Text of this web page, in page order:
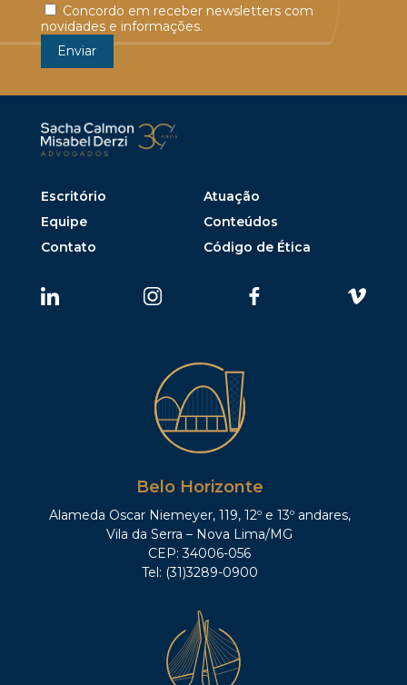
Concordo em receber newsletters com
novidades e informações.
Escritório
Atuação
Equipe
Conteúdos
Contato
Código de Ética
Belo Horizonte
Alameda Oscar Niemeyer, 119, 12º e 13º andares,
Vila da Serra – Nova Lima/MG
CEP: 34006-056
Tel: (31)3289-0900